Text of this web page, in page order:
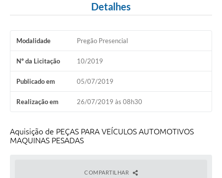
Detalhes
Modalidade Pregão Presencial
Nº da Licitação 10/2019
Publicado em 05/07/2019
Realização em 26/07/2019 às 08h30
Aquisição de PEÇAS PARA VEÍCULOS AUTOMOTIVOS
MAQUINAS PESADAS
COMPARTILHAR